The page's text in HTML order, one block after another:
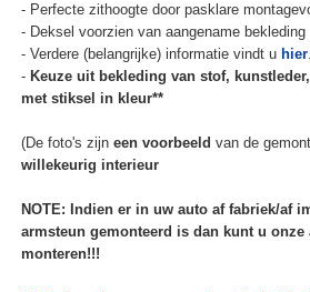
- Perfecte zithoogte door pasklare
- Deksel voorzien van aangename
- Verdere (belangrijke) informatie vindt u hier.
- Keuze uit bekleding van stof,
met stiksel in kleur**
(De foto's zijn een voorbeeld van de
willekeurig interieur
NOTE: Indien er in uw auto af fabriek/af
armsteun gemonteerd is dan kunt u onze
monteren!!!